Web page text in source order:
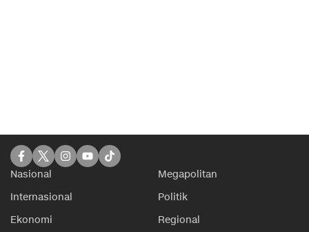
Nasional
Megapolitan
Internasional
Politik
Ekonomi
Regional